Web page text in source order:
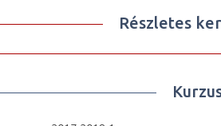
Részletes